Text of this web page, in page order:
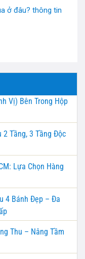
ở đâu? thông tin
Vị) Bên Trong Hộp
2 Tầng, 3 Tầng Độc
Lựa Chọn Hàng
4 Bánh Đẹp – Đa
Thu – Nâng Tầm